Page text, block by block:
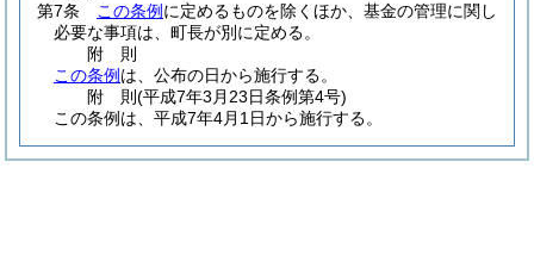
第7条
この条例 に定めるものを除くほか、基金の管理に関し
必要な事項は、町長が別に定める。
附 則
この条例 は、公布の日から施行する。
附 則(平成7年3月23日条例第4号)
この条例は、平成7年4月1日から施行する。